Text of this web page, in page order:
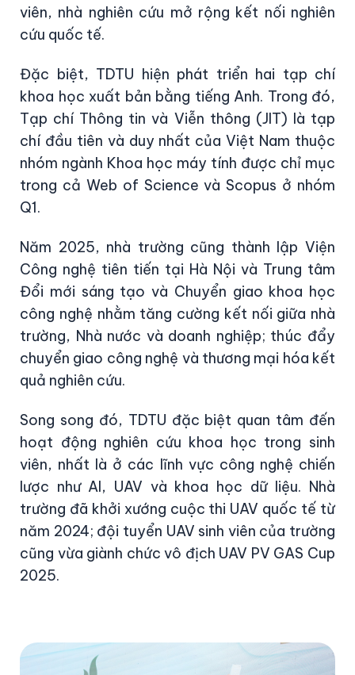
viên, nhà nghiên cứu mở rộng kết nối nghiên
cứu quốc tế.
Đặc biệt, TDTU hiện phát triển hai tạp chí
khoa học xuất bản bằng tiếng Anh. Trong đó,
Tạp chí Thông tin và Viễn thông (JIT) là tạp
chí đầu tiên và duy nhất của Việt Nam thuộc
nhóm ngành Khoa học máy tính được chỉ mục
trong cả Web of Science và Scopus ở nhóm
Q1.
Năm 2025, nhà trường cũng thành lập Viện
Công nghệ tiên tiến tại Hà Nội và Trung tâm
Đổi mới sáng tạo và Chuyển giao khoa học
công nghệ nhằm tăng cường kết nối giữa nhà
trường, Nhà nước và doanh nghiệp; thúc đẩy
chuyển giao công nghệ và thương mại hóa kết
quả nghiên cứu.
Song song đó, TDTU đặc biệt quan tâm đến
hoạt động nghiên cứu khoa học trong sinh
viên, nhất là ở các lĩnh vực công nghệ chiến
lược như AI, UAV và khoa học dữ liệu. Nhà
trường đã khởi xướng cuộc thi UAV quốc tế từ
năm 2024; đội tuyển UAV sinh viên của trường
cũng vừa giành chức vô địch UAV PV GAS Cup
2025.